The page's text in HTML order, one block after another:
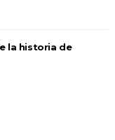
la historia de